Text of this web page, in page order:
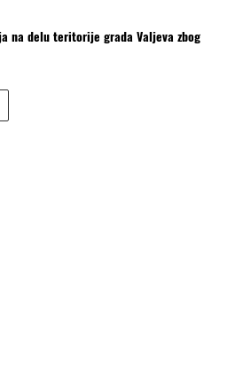
na delu teritorije grada Valjeva zbog